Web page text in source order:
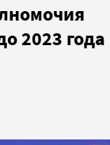
2023 года